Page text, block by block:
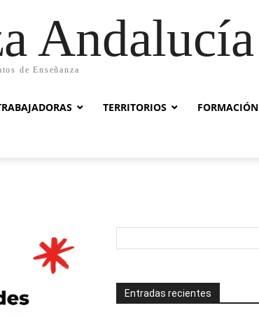
Andalucía
de Enseñanza
TERRITORIOS FORMACIÓN
Entradas recientes